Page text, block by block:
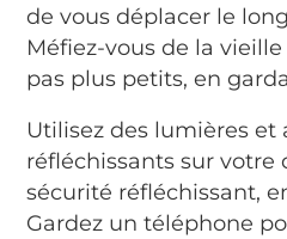
de vous déplacer le
Méfiez-vous de la
pas plus petits, en
Utilisez des lumières et
réfléchissants sur
sécurité réfléchissant,
Gardez un téléphone